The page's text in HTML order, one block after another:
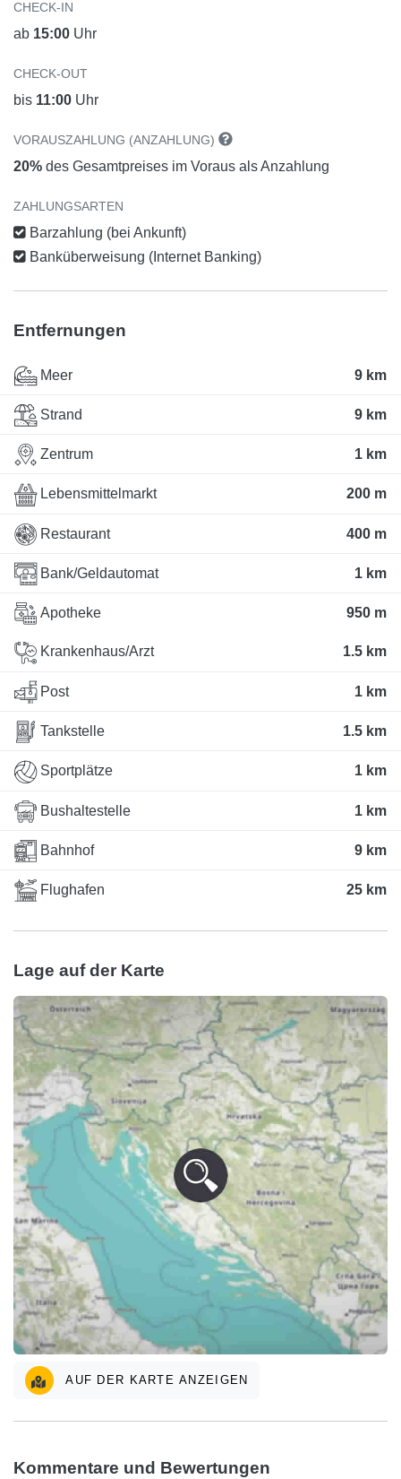
CHECK-IN
ab 15:00 Uhr
CHECK-OUT
bis 11:00 Uhr
VORAUSZAHLUNG (ANZAHLUNG)
20% des Gesamtpreises im Voraus als Anzahlung
ZAHLUNGSARTEN
Barzahlung (bei Ankunft)
Banküberweisung (Internet Banking)
Entfernungen
Meer 9 km
Strand 9 km
Zentrum 1 km
Lebensmittelmarkt 200 m
Restaurant 400 m
Bank/Geldautomat 1 km
Apotheke 950 m
Krankenhaus/Arzt 1.5 km
Post 1 km
Tankstelle 1.5 km
Sportplätze 1 km
Bushaltestelle 1 km
Bahnhof 9 km
Flughafen 25 km
Lage auf der Karte
AUF DER KARTE ANZEIGEN
Kommentare und Bewertungen